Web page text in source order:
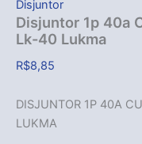
Disjuntor
Disjuntor 1p 40a
Lk-40 Lukma
R$8,85
DISJUNTOR 1P 40A
LUKMA